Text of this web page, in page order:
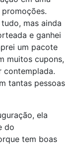
mas ainda
e ganhei
um pacote
muitos cupons,
contemplada.
tantas pessoas
ela
do
tem boas